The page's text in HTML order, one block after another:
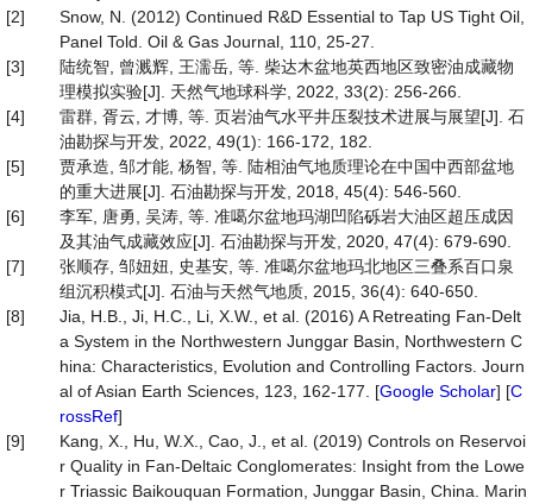
[2]
Snow, N. (2012) Continued R&D Essential to Tap US Tight Oil,
Panel Told. Oil & Gas Journal, 110, 25-27.
[3]
陆统智, 曾溅辉, 王濡岳, 等. 柴达木盆地英西地区致密油成藏物
理模拟实验[J]. 天然气地球科学, 2022, 33(2): 256-266.
[4]
雷群, 胥云, 才博, 等. 页岩油气水平井压裂技术进展与展望[J]. 石
油勘探与开发, 2022, 49(1): 166-172, 182.
[5]
贾承造, 邹才能, 杨智, 等. 陆相油气地质理论在中国中西部盆地
的重大进展[J]. 石油勘探与开发, 2018, 45(4): 546-560.
[6]
李军, 唐勇, 吴涛, 等. 准噶尔盆地玛湖凹陷砾岩大油区超压成因
及其油气成藏效应[J]. 石油勘探与开发, 2020, 47(4): 679-690.
[7]
张顺存, 邹妞妞, 史基安, 等. 准噶尔盆地玛北地区三叠系百口泉
组沉积模式[J]. 石油与天然气地质, 2015, 36(4): 640-650.
[8]
Jia, H.B., Ji, H.C., Li, X.W., et al. (2016) A Retreating Fan-Delt
a System in the Northwestern Junggar Basin, Northwestern C
hina: Characteristics, Evolution and Controlling Factors. Journ
al of Asian Earth Sciences, 123, 162-177. [Google Scholar] [C
rossRef]
[9]
Kang, X., Hu, W.X., Cao, J., et al. (2019) Controls on Reservoi
r Quality in Fan-Deltaic Conglomerates: Insight from the Lowe
r Triassic Baikouquan Formation, Junggar Basin, China. Marin